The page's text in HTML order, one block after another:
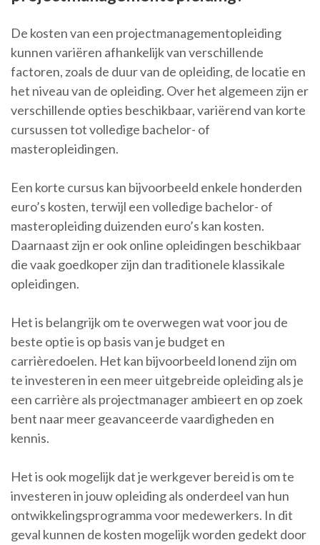
De kosten van een projectmanagementopleiding
kunnen variëren afhankelijk van verschillende
factoren, zoals de duur van de opleiding, de locatie en
het niveau van de opleiding. Over het algemeen zijn er
verschillende opties beschikbaar, variërend van korte
cursussen tot volledige bachelor- of
masteropleidingen.
Een korte cursus kan bijvoorbeeld enkele honderden
euro’s kosten, terwijl een volledige bachelor- of
masteropleiding duizenden euro’s kan kosten.
Daarnaast zijn er ook online opleidingen beschikbaar
die vaak goedkoper zijn dan traditionele klassikale
opleidingen.
Het is belangrijk om te overwegen wat voor jou de
beste optie is op basis van je budget en
carrièredoelen. Het kan bijvoorbeeld lonend zijn om
te investeren in een meer uitgebreide opleiding als je
een carrière als projectmanager ambieert en op zoek
bent naar meer geavanceerde vaardigheden en
kennis.
Het is ook mogelijk dat je werkgever bereid is om te
investeren in jouw opleiding als onderdeel van hun
ontwikkelingsprogramma voor medewerkers. In dit
geval kunnen de kosten mogelijk worden gedekt door